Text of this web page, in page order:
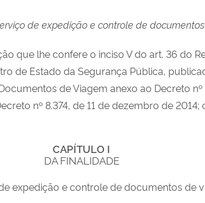
de expedição e controle de
que lhe confere o inciso V do art. 36 do
de Estado da Segurança Pública,
de Viagem anexo ao Decreto
nº 8.374, de 11 de dezembro de
CAPÍTULO I
DA FINALIDADE
expedição e controle de documentos de